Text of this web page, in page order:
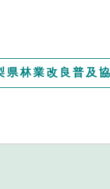
県林業改良普及